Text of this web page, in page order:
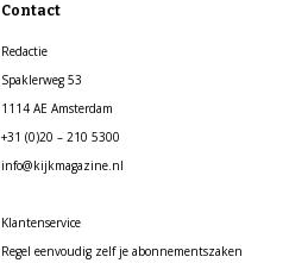
Contact
Redactie
Spaklerweg 53
1114 AE Amsterdam
+31 (0)20 – 210 5300
info@kijkmagazine.nl
Klantenservice
Regel eenvoudig zelf je abonnementszaken